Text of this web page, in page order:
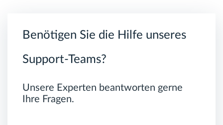
Benötigen Sie die Hilfe unseres
Support-Teams?
Unsere Experten beantworten gerne
Ihre Fragen.